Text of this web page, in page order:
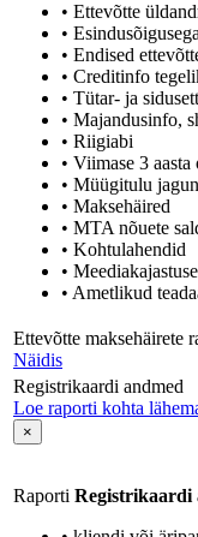
• Ettevõtte
•
• Endised
• Creditinfo
• Tütar- ja
• Majandusinfo,
• Riigiabi
• Viimase 3
• Müügitulu
• Maksehäired
• MTA nõuete
• Kohtulahendid
•
• Ametlikud
Ettevõtte maksehäirete
Näidis
Registrikaardi andmed
Loe raporti kohta
×
Raporti Registrikaardi